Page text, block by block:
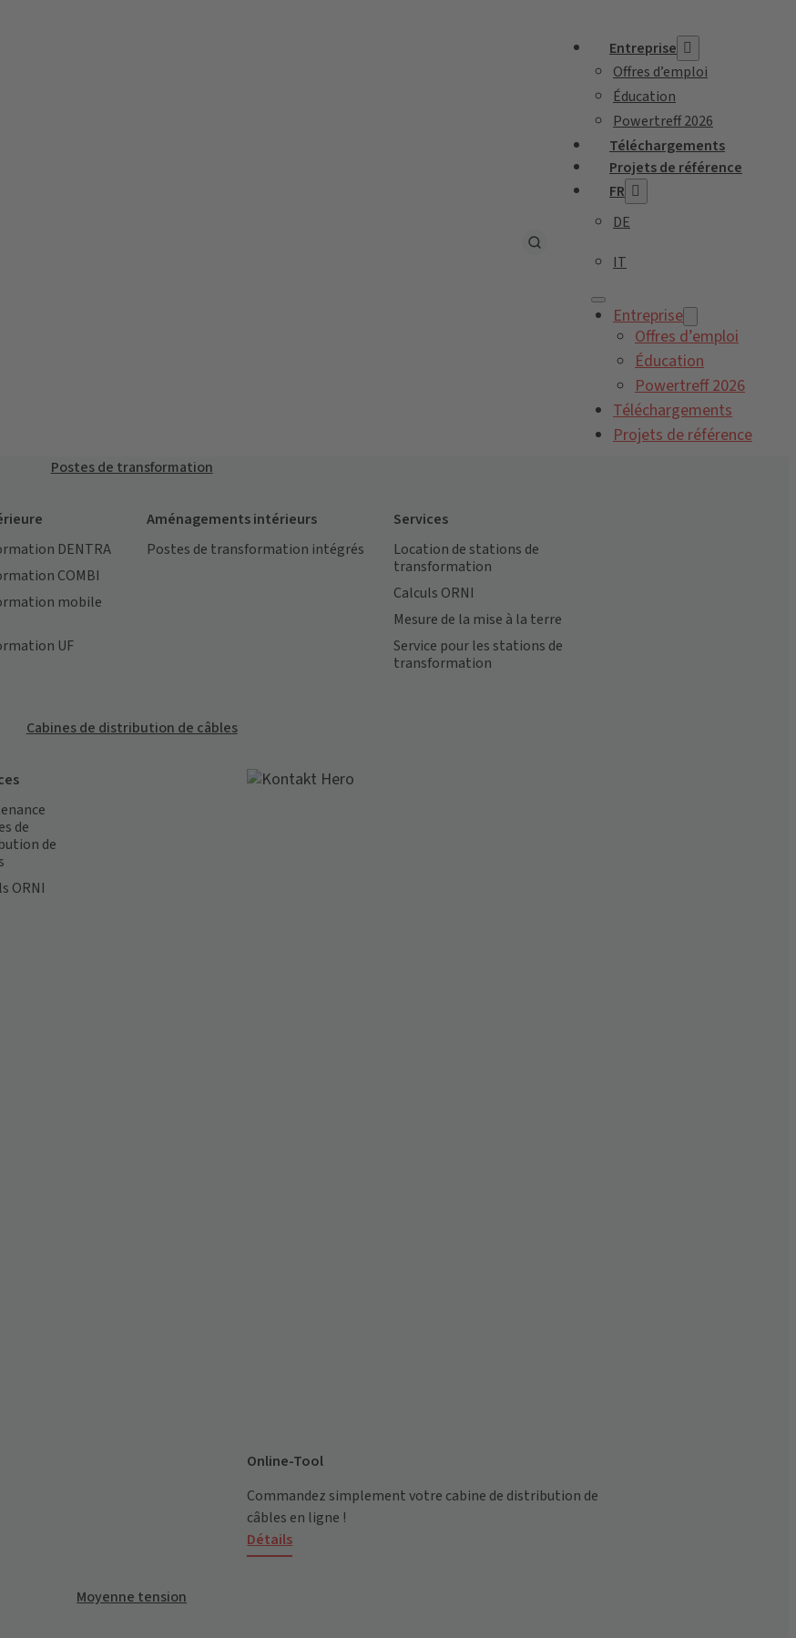
Entreprise
Offres d’emploi
Éducation
Powertreff 2026
Téléchargements
Projets de référence
FR
DE
IT
Entreprise
Offres d’emploi
Éducation
Powertreff 2026
Téléchargements
Projets de référence
Postes de transformation
DENTRA
COMBI
mobile
UF
Aménagements intérieurs
Postes de transformation intégrés
Services
Location de stations de
transformation
Calculs ORNI
Mesure de la mise à la terre
Service pour les stations de
transformation
Cabines de distribution de câbles
de
de
ORNI
Online-Tool
Commandez simplement votre cabine de distribution de
câbles en ligne !
Détails
Moyenne tension